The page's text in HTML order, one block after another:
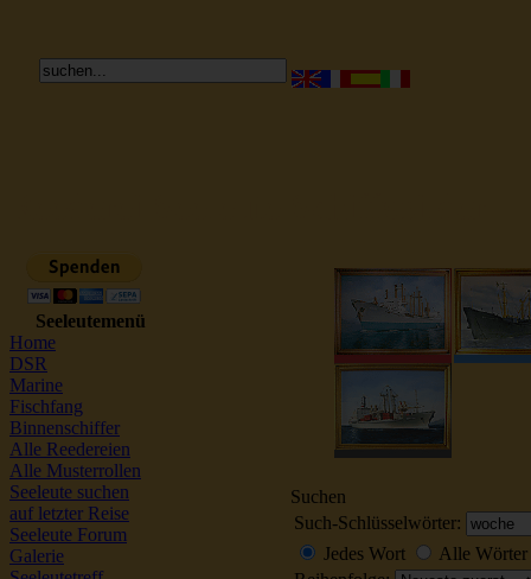
Seeleutemenü
Home
DSR
Marine
Fischfang
Binnenschiffer
Alle Reedereien
Alle Musterrollen
Seeleute suchen
auf letzter Reise
Seeleute Forum
Galerie
Suchen
Such-Schlüsselwörter:
Jedes Wort
Alle Wörter